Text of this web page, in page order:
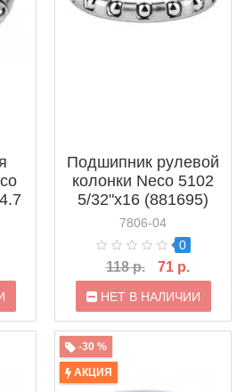
Подшипник рулевой
колонки Neco 5102
5/32"x16 (881695)
7806-04
0
118 р. 71 р.
НЕТ В НАЛИЧИИ
-30 %
АКЦИЯ